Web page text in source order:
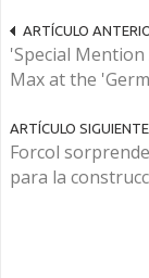
ARTÍCULO
'Special
Max at the
ARTÍCULO SIGUIENTE
Forcol
para la